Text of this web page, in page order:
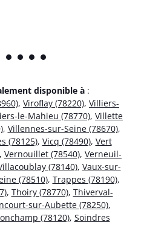
disponible à :
, Viroflay (78220), Villiers-
le-Mahieu (78770), Villette
, Villennes-sur-Seine (78670),
(78125), Vicq (78490), Vert
, Vernouillet (78540), Verneuil-
(78140), Vaux-sur-
(78510), Trappes (78190),
, Thoiry (78770), Thiverval-
sur-Aubette (78250),
(78120), Soindres